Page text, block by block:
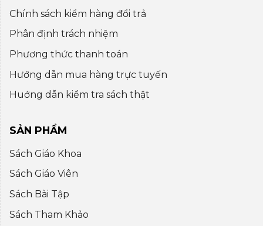
Chính sách kiểm hàng đổi trả
Phân định trách nhiệm
Phương thức thanh toán
Hướng dẫn mua hàng trực tuyến
Huớng dẫn kiểm tra sách thật
SẢN PHẨM
Sách Giáo Khoa
Sách Giáo Viên
Sách Bài Tập
Sách Tham Khảo